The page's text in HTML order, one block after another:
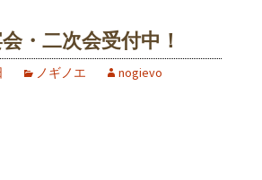
・二次会受付中！
ノギノエ nogievo